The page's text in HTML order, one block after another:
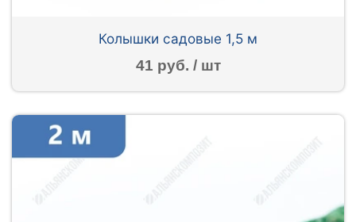
Колышки садовые 1,5 м
41 руб. / шт